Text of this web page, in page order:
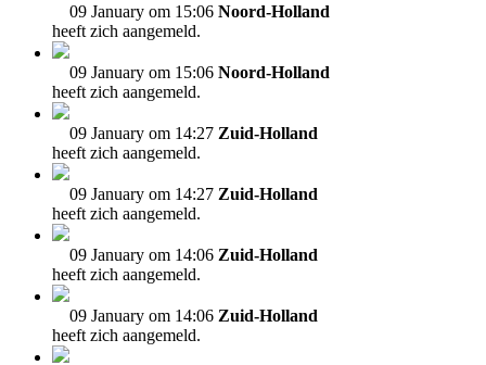
09 January om 15:06 Noord-Holland
heeft zich aangemeld.
09 January om 15:06 Noord-Holland
heeft zich aangemeld.
09 January om 14:27 Zuid-Holland
heeft zich aangemeld.
09 January om 14:27 Zuid-Holland
heeft zich aangemeld.
09 January om 14:06 Zuid-Holland
heeft zich aangemeld.
09 January om 14:06 Zuid-Holland
heeft zich aangemeld.